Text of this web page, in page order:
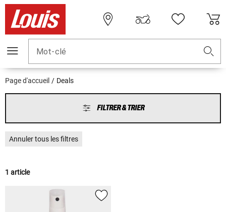
Mot-clé
Page d'accueil Deals
FILTRER & TRIER
Annuler tous les filtres
1 article